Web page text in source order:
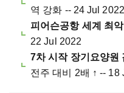
역 강화 -- 24 Jul 2022
피어슨공항 세계 최악
22 Jul 2022
7차 시작 장기요양원
전주 대비 2배 ↑ -- 18